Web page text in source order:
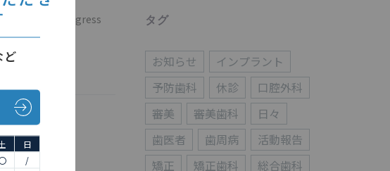
動報告：ITI Congress
2022
6月 2022
タグ
お知らせ
インプラント
予防歯科
休診
口腔外科
審美
審美歯科
日々
歯医者
歯周病
活動報告
矯正
矯正歯科 総合歯科
ど
日
/